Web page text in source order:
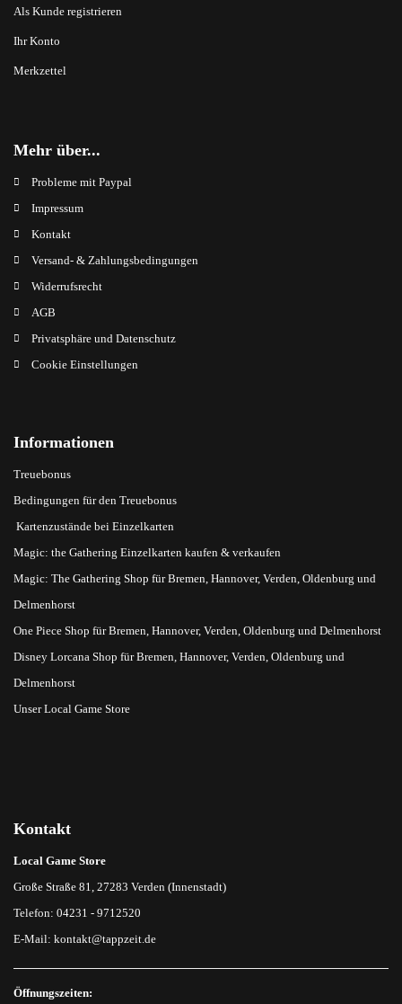
Als Kunde registrieren
Ihr Konto
Merkzettel
Mehr über...
Probleme mit Paypal
Impressum
Kontakt
Versand- & Zahlungsbedingungen
Widerrufsrecht
AGB
Privatsphäre und Datenschutz
Cookie Einstellungen
Informationen
Treuebonus
Bedingungen für den Treuebonus
Kartenzustände bei Einzelkarten
Magic: the Gathering Einzelkarten kaufen & verkaufen
Magic: The Gathering Shop für Bremen, Hannover, Verden, Oldenburg und
Delmenhorst
One Piece Shop für Bremen, Hannover, Verden, Oldenburg und Delmenhorst
Disney Lorcana Shop für Bremen, Hannover, Verden, Oldenburg und
Delmenhorst
Unser Local Game Store
Kontakt
Local Game Store
Große Straße 81, 27283 Verden (Innenstadt)
Telefon: 04231 - 9712520
E-Mail: kontakt@tappzeit.de
Öffnungszeiten: